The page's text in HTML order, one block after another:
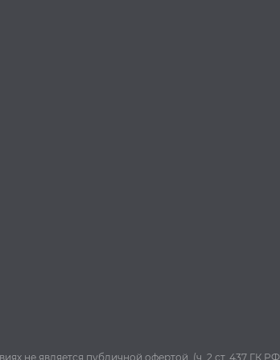
не является публичной офертой, (ч. 2 ст. 437 ГК